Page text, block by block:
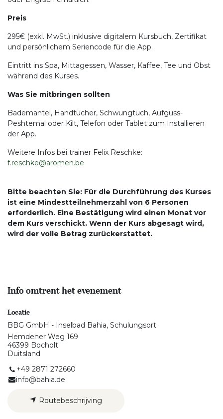
Preis
295€ (exkl. MwSt.) inklusive digitalem Kursbuch, Zertifikat
und persönlichem Seriencode für die App.
Eintritt ins Spa, Mittagessen, Wasser, Kaffee, Tee und Obst
während des Kurses.
Was Sie mitbringen sollten
Bademantel, Handtücher, Schwungtuch, Aufguss-
Peshtemal oder Kilt, Telefon oder Tablet zum Installieren
der App.
Weitere Infos bei trainer Felix Reschke:
f.reschke@aromen.be
Bitte beachten Sie: Für die Durchführung des Kurses
ist eine Mindestteilnehmerzahl von 6 Personen
erforderlich. Eine Bestätigung wird einen Monat vor
dem Kurs verschickt. Wenn der Kurs abgesagt wird,
wird der volle Betrag zurückerstattet.
Info omtrent het evenement
Locatie
BBG GmbH - Inselbad Bahia, Schulungsort
Hemdener Weg 169
46399 Bocholt
Duitsland
+49 2871 272660
info@bahia.de
Routebeschrijving